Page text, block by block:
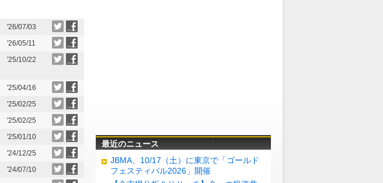
'26/07/03
'26/05/11
'25/10/22
'25/04/16
'25/02/25
'25/02/25
'25/01/10
'24/12/25
'24/07/10
最近のニュース
JBMA、10/17（土）に東京で「ゴールド
フェスティバル2026」開催